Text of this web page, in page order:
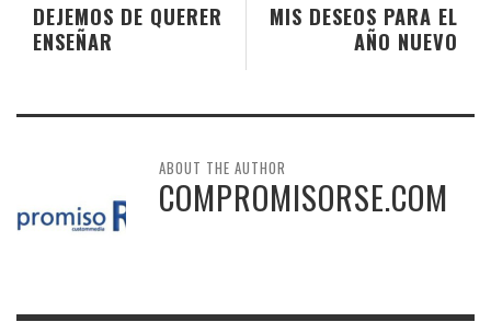
MIS DESEOS PARA EL
AÑO NUEVO
DEJEMOS DE QUERER
ENSEÑAR
ABOUT THE AUTHOR
COMPROMISORSE.COM